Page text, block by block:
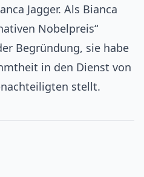
Jagger. Als Bianca
Nobelpreis“
Begründung, sie habe
in den Dienst von
stellt.